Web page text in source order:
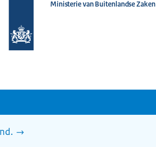
Ministerie van Buitenlandse Zaken